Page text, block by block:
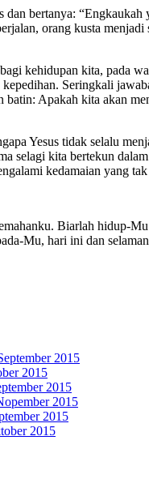
bertanya:
orang kusta
kehidupan kita, pada
Seringkali
Apakah kita akan
Yesus tidak selalu
selagi kita bertekun
kedamaian yang
Biarlah
Mu, hari ini dan
2015
2015
2015
2015
2015
2015